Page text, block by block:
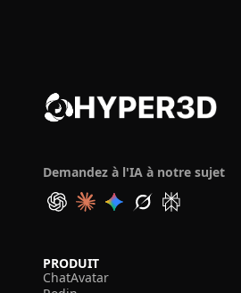
Demandez à l'IA à notre sujet
PRODUIT
ChatAvatar